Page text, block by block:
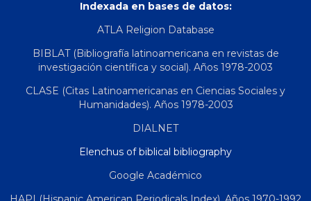
Indexada en bases de datos:
ATLA Religion Database
BIBLAT (Bibliografía latinoamericana en revistas de
investigación científica y social). Años 1978-2003
CLASE (Citas Latinoamericanas en Ciencias Sociales y
Humanidades). Años 1978-2003
DIALNET
Elenchus of biblical bibliography
Google Académico